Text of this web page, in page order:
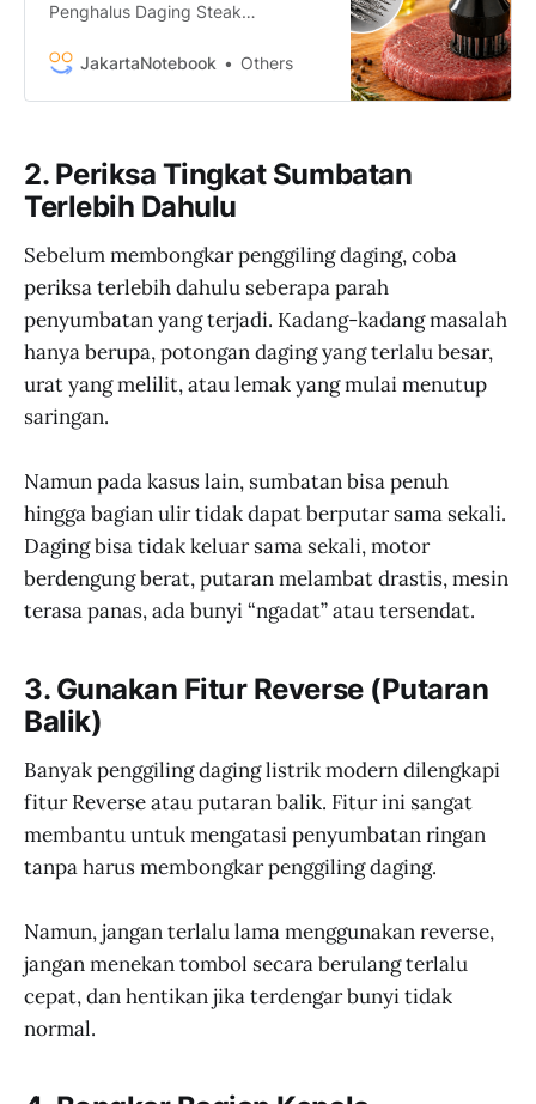
Penghalus Daging Steak
termurah dan bergaransi hanya di
fitur COD, 1-Day Shipping, dan
JakartaNotebook Others
2. Periksa Tingkat Sumbatan
Terlebih Dahulu
Sebelum membongkar penggiling daging, coba
periksa terlebih dahulu seberapa parah
penyumbatan yang terjadi. Kadang-kadang masalah
hanya berupa, potongan daging yang terlalu besar,
urat yang melilit, atau lemak yang mulai menutup
saringan.
Namun pada kasus lain, sumbatan bisa penuh
hingga bagian ulir tidak dapat berputar sama sekali.
Daging bisa tidak keluar sama sekali, motor
berdengung berat, putaran melambat drastis, mesin
terasa panas, ada bunyi “ngadat” atau tersendat.
3. Gunakan Fitur Reverse (Putaran
Balik)
Banyak penggiling daging listrik modern dilengkapi
fitur Reverse atau putaran balik. Fitur ini sangat
membantu untuk mengatasi penyumbatan ringan
tanpa harus membongkar penggiling daging.
Namun, jangan terlalu lama menggunakan reverse,
jangan menekan tombol secara berulang terlalu
cepat, dan hentikan jika terdengar bunyi tidak
normal.